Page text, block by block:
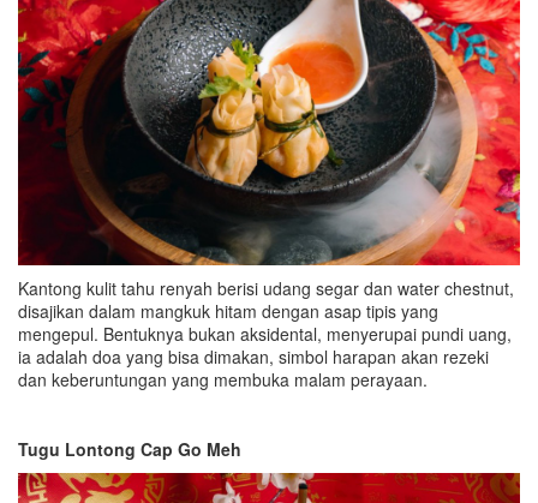
Kantong kulit tahu renyah berisi udang segar dan water chestnut,
disajikan dalam mangkuk hitam dengan asap tipis yang
mengepul. Bentuknya bukan aksidental, menyerupai pundi uang,
ia adalah doa yang bisa dimakan, simbol harapan akan rezeki
dan keberuntungan yang membuka malam perayaan.
Tugu Lontong Cap Go Meh